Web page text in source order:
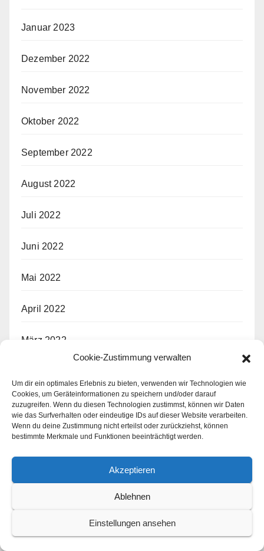
Cookie-Zustimmung verwalten
Um dir ein optimales Erlebnis zu bieten, verwenden wir Technologien wie
Cookies, um Geräteinformationen zu speichern und/oder darauf
zuzugreifen. Wenn du diesen Technologien zustimmst, können wir Daten
wie das Surfverhalten oder eindeutige IDs auf dieser Website verarbeiten.
Wenn du deine Zustimmung nicht erteilst oder zurückziehst, können
bestimmte Merkmale und Funktionen beeinträchtigt werden.
Akzeptieren
Ablehnen
Einstellungen ansehen
Januar 2023
Dezember 2022
November 2022
Oktober 2022
September 2022
August 2022
Juli 2022
Juni 2022
Mai 2022
April 2022
März 2022
Januar 2022
Dezember 2021